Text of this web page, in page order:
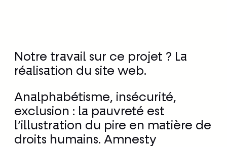
Notre travail sur ce projet ? La
réalisation du site web.
Analphabétisme, insécurité,
exclusion : la pauvreté est
l’illustration du pire en matière de
droits humains. Amnesty